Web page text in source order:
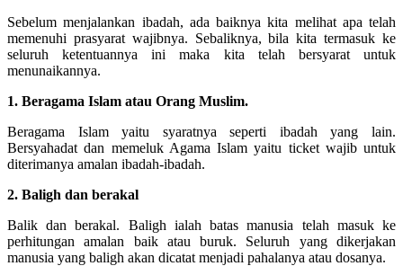
Sebelum menjalankan ibadah, ada baiknya kita melihat apa telah
memenuhi prasyarat wajibnya. Sebaliknya, bila kita termasuk ke
seluruh ketentuannya ini maka kita telah bersyarat untuk
menunaikannya.
1. Beragama Islam atau Orang Muslim.
Beragama Islam yaitu syaratnya seperti ibadah yang lain.
Bersyahadat dan memeluk Agama Islam yaitu ticket wajib untuk
diterimanya amalan ibadah-ibadah.
2. Baligh dan berakal
Balik dan berakal. Baligh ialah batas manusia telah masuk ke
perhitungan amalan baik atau buruk. Seluruh yang dikerjakan
manusia yang baligh akan dicatat menjadi pahalanya atau dosanya.